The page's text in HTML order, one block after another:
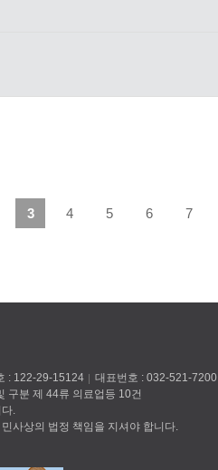
3 4 5 6 7
: 122-29-15124 대표번호 : 032-521-7200
구분 제 44류 의료업등 10건
.
사상의 법정 책임을 지셔야 합니다.